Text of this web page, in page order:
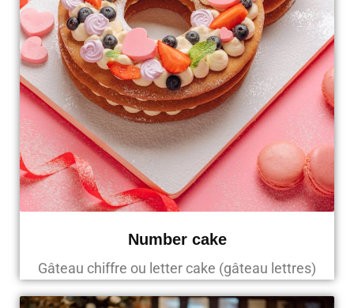
Number cake
Gâteau chiffre ou letter cake (gâteau lettres)